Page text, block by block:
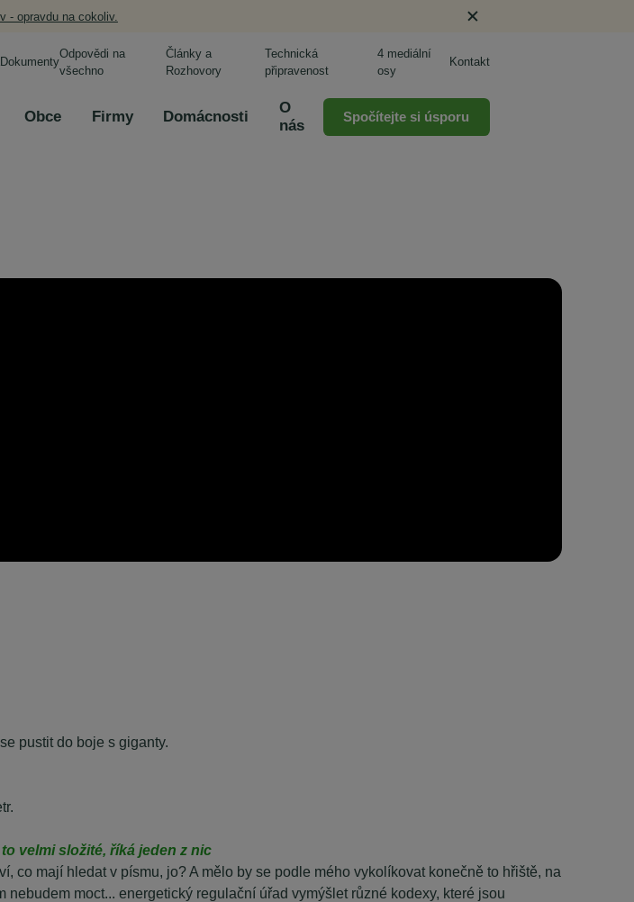
- opravdu na cokoliv.
Dokumenty
Odpovědi na
všechno
Články a
Rozhovory
Technická
připravenost
4 mediální
osy
Kontakt
Obce Firmy Domácnosti
O
nás
Spočítejte si úsporu
pustit do boje s giganty.
velmi složité, říká jeden z nic
co mají hledat v písmu, jo? A mělo by se podle mého vykolíkovat konečně to hřiště, na
moct... energetický regulační úřad vymýšlet různé kodexy, které jsou